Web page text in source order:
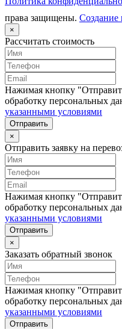
права защищены. Создание
×
Рассчитать стоимость
Нажимая кнопку
обработку персональных
указанными условиями
Отправить
×
Отправить заявку на
Нажимая кнопку
обработку персональных
указанными условиями
Отправить
×
Заказать обратный звонок
Нажимая кнопку
обработку персональных
указанными условиями
Отправить